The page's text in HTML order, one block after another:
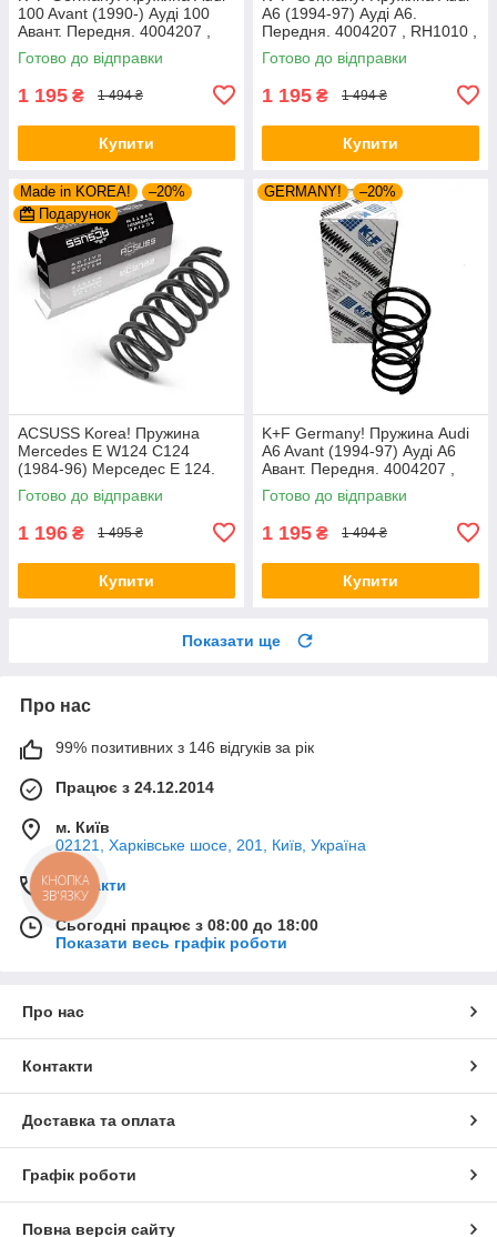
100 Avant (1990-) Ауді 100
Авант. Передня. 4004207 ,
RH1010 , 997224. К+Ф
Німеччина
Готово до відправки
1 195 ₴ 1 494 ₴
Купити
A6 (1994-97) Ауді А6.
Передня. 4004207 , RH1010 ,
997224. К+Ф Німеччина
Готово до відправки
1 195 ₴ 1 494 ₴
Купити
Made in KOREA!
–20%
Подарунок
ACSUSS Korea! Пружина
Mercedes E W124 C124
(1984-96) Мерседес Е 124.
Задня. 4256803 , RD5084 ,
996072. Аксусс Корея
Готово до відправки
1 196 ₴ 1 495 ₴
Купити
GERMANY! –20%
K+F Germany! Пружина Audi
A6 Avant (1994-97) Ауді А6
Авант. Передня. 4004207 ,
RH1010 , 997224. К+Ф
Німеччина
Готово до відправки
1 195 ₴ 1 494 ₴
Купити
Показати ще
Про нас
99% позитивних з 146 відгуків за рік
Працює з 24.12.2014
м. Київ
02121, Харківське шосе, 201, Київ, Україна
Контакти
Сьогодні працює з 08:00 до 18:00
Показати весь графік роботи
Про нас
Контакти
Доставка та оплата
Графік роботи
Повна версія сайту
КНОПКА
ЗВ'ЯЗКУ